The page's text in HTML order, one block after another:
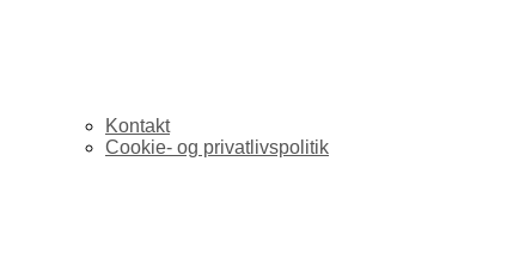
Kontakt
Cookie- og privatlivspolitik